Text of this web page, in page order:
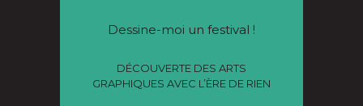
Dessine-moi un festival !
DÉCOUVERTE DES ARTS
GRAPHIQUES AVEC L’ÈRE DE RIEN